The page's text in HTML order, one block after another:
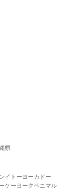
県
イトーヨーカドー
ケー ヨークベニマル